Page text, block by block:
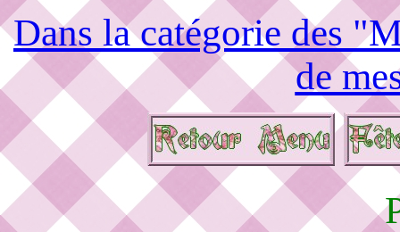
Dans la catégorie des
de